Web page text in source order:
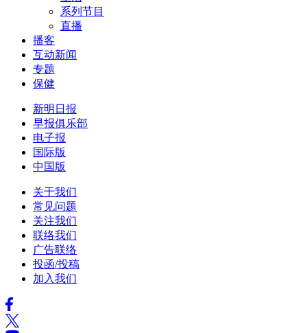
系列节目
直播
播客
互动新闻
专题
保健
新明日报
早报俱乐部
电子报
国际版
中国版
关于我们
常见问题
关注我们
联络我们
广告联络
投函/投稿
加入我们